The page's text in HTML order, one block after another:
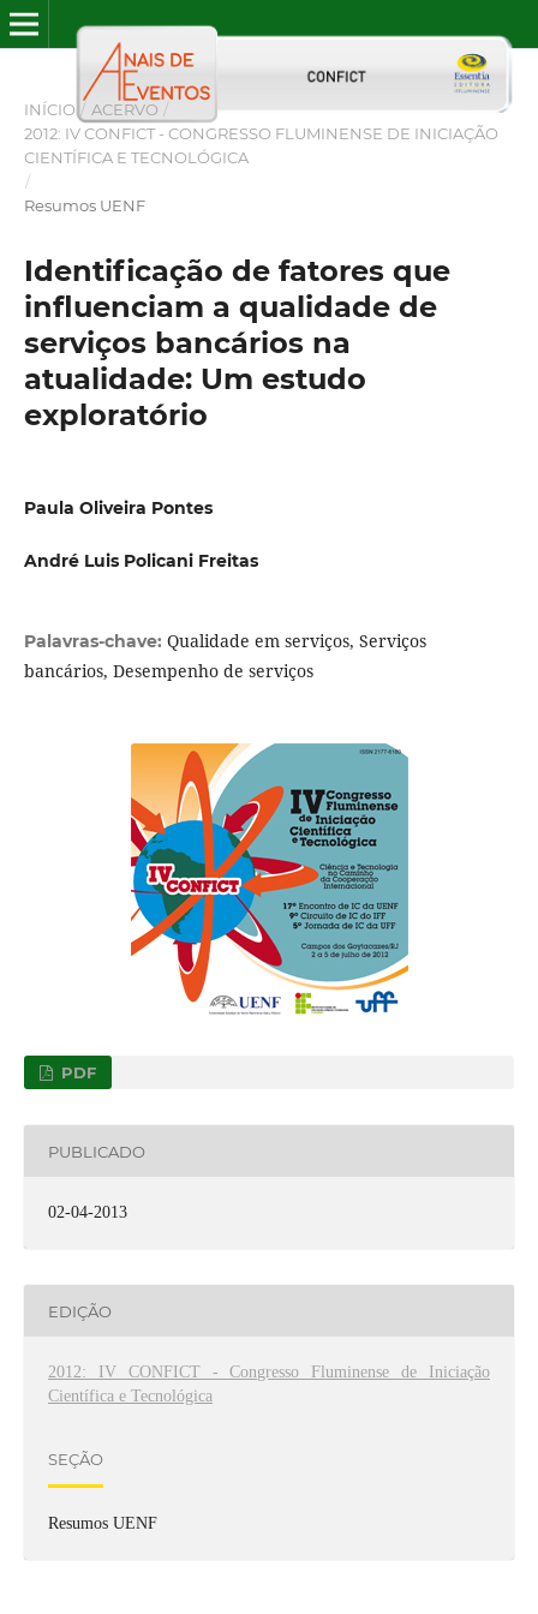
INÍCIO / ACERVO /
2012: IV CONFICT - CONGRESSO FLUMINENSE DE INICIAÇÃO
CIENTÍFICA E TECNOLÓGICA
/
Resumos UENF
Identificação de fatores que
influenciam a qualidade de
serviços bancários na
atualidade: Um estudo
exploratório
Paula Oliveira Pontes
André Luis Policani Freitas
Palavras-chave: Qualidade em serviços, Serviços
bancários, Desempenho de serviços
PDF
PUBLICADO
02-04-2013
EDIÇÃO
2012: IV CONFICT - Congresso Fluminense de Iniciação
Científica e Tecnológica
SEÇÃO
Resumos UENF